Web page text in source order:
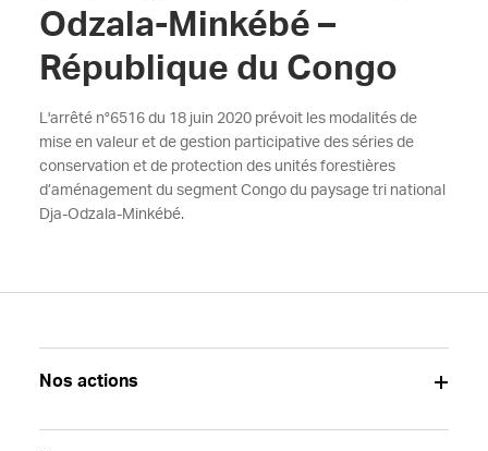
Odzala-Minkébé –
République du Congo
L'arrêté n°6516 du 18 juin 2020 prévoit les modalités de
mise en valeur et de gestion participative des séries de
conservation et de protection des unités forestières
d’aménagement du segment Congo du paysage tri national
Dja-Odzala-Minkébé.
Nos actions